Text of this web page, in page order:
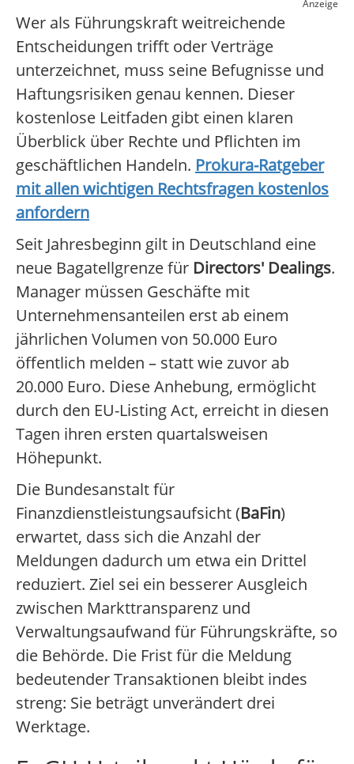
Anzeige
Wer als Führungskraft weitreichende
Entscheidungen trifft oder Verträge
unterzeichnet, muss seine Befugnisse und
Haftungsrisiken genau kennen. Dieser
kostenlose Leitfaden gibt einen klaren
Überblick über Rechte und Pflichten im
geschäftlichen Handeln. Prokura-Ratgeber
mit allen wichtigen Rechtsfragen kostenlos
anfordern
Seit Jahresbeginn gilt in Deutschland eine
neue Bagatellgrenze für Directors' Dealings.
Manager müssen Geschäfte mit
Unternehmensanteilen erst ab einem
jährlichen Volumen von 50.000 Euro
öffentlich melden – statt wie zuvor ab
20.000 Euro. Diese Anhebung, ermöglicht
durch den EU-Listing Act, erreicht in diesen
Tagen ihren ersten quartalsweisen
Höhepunkt.
Die Bundesanstalt für
Finanzdienstleistungsaufsicht (BaFin)
erwartet, dass sich die Anzahl der
Meldungen dadurch um etwa ein Drittel
reduziert. Ziel sei ein besserer Ausgleich
zwischen Markttransparenz und
Verwaltungsaufwand für Führungskräfte, so
die Behörde. Die Frist für die Meldung
bedeutender Transaktionen bleibt indes
streng: Sie beträgt unverändert drei
Werktage.